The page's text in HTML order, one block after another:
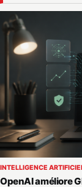
INTELLIGENCE
OpenAI améliore